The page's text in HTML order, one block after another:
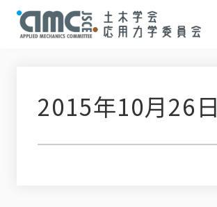
2015年10月26日